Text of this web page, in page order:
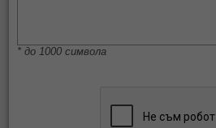
* до 1000 символа